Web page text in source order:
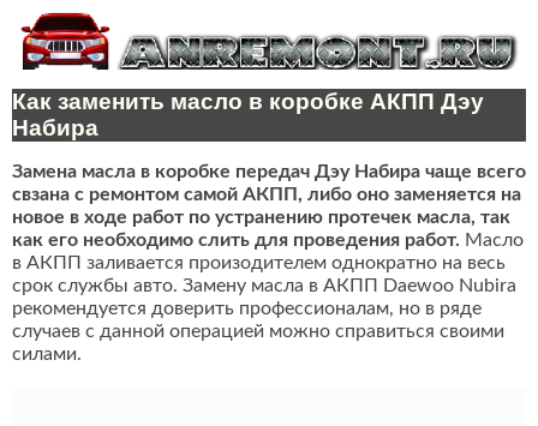
Как заменить масло в коробке АКПП Дэу
Набира
Замена масла в коробке передач Дэу Набира чаще всего
свзана с ремонтом самой АКПП, либо оно заменяется на
новое в ходе работ по устранению протечек масла, так
как его необходимо слить для проведения работ. Масло
в АКПП заливается произодителем однократно на весь
срок службы авто. Замену масла в АКПП Daewoo Nubira
рекомендуется доверить профессионалам, но в ряде
случаев с данной операцией можно справиться своими
силами.